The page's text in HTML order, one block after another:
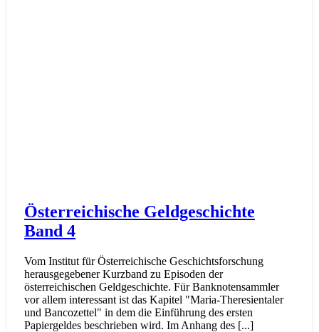
Österreichische Geldgeschichte
Band 4
Vom Institut für Österreichische Geschichtsforschung
herausgegebener Kurzband zu Episoden der
österreichischen Geldgeschichte. Für Banknotensammler
vor allem interessant ist das Kapitel "Maria-Theresientaler
und Bancozettel" in dem die Einführung des ersten
Papiergeldes beschrieben wird. Im Anhang des [...]